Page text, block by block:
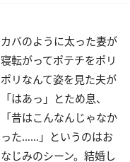
カバのように太った妻が
寝転がってポテチをポリ
ポリなんて姿を見た夫が
「はあっ」とため息、
「昔はこんなんじゃなか
った……」というのはお
なじみのシーン。結婚し